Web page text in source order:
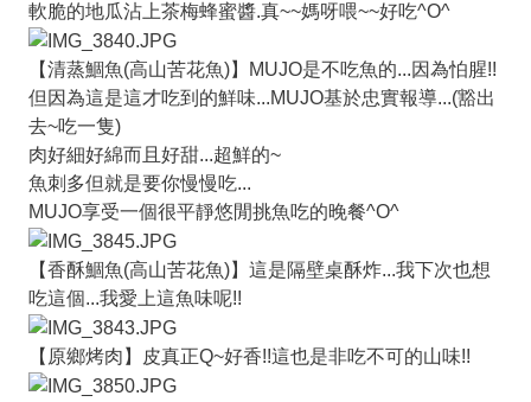
軟脆的地瓜沾上茶梅蜂蜜醬.真~~媽呀喂~~好吃^O^
【清蒸鯝魚(高山苦花魚)】MUJO是不吃魚的...因為怕腥!!
但因為這是這才吃到的鮮味...MUJO基於忠實報導...(豁出
去~吃一隻)
肉好細好綿而且好甜...超鮮的~
魚刺多但就是要你慢慢吃...
MUJO享受一個很平靜悠閒挑魚吃的晚餐^O^
【香酥鯝魚(高山苦花魚)】這是隔壁桌酥炸...我下次也想
吃這個...我愛上這魚味呢!!
【原鄉烤肉】皮真正Q~好香!!這也是非吃不可的山味!!